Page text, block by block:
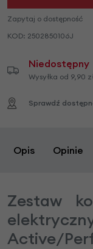
Zapytaj o dostępność
KOD: 2502850106J
Niedostępny
Wysyłka od 9,90
Sprawdź
Opis Opinie
Zestaw
Active/